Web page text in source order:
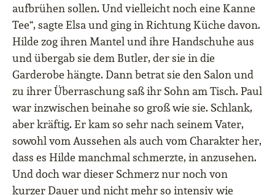
aufbrühen sollen. Und vielleicht noch eine Kanne
Tee“, sagte Elsa und ging in Richtung Küche davon.
Hilde zog ihren Mantel und ihre Handschuhe aus
und übergab sie dem Butler, der sie in die
Garderobe hängte. Dann betrat sie den Salon und
zu ihrer Überraschung saß ihr Sohn am Tisch. Paul
war inzwischen beinahe so groß wie sie. Schlank,
aber kräftig. Er kam so sehr nach seinem Vater,
sowohl vom Aussehen als auch vom Charakter her,
dass es Hilde manchmal schmerzte, in anzusehen.
Und doch war dieser Schmerz nur noch von
kurzer Dauer und nicht mehr so intensiv wie